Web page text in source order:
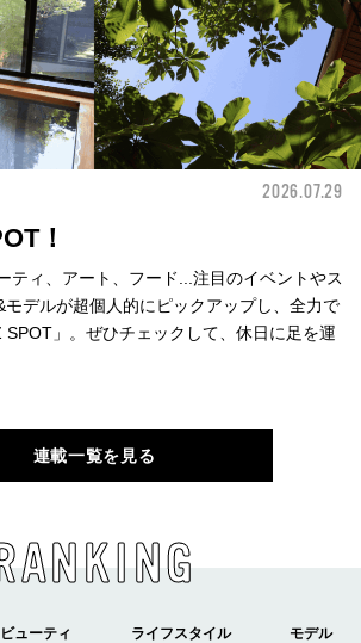
2026.07.29
！
ティ、アート、フード...注目のイベントやス
モデルが超個人的にピックアップし、全力で
」。ぜひチェックして、休日に足を運
連載一覧を見る